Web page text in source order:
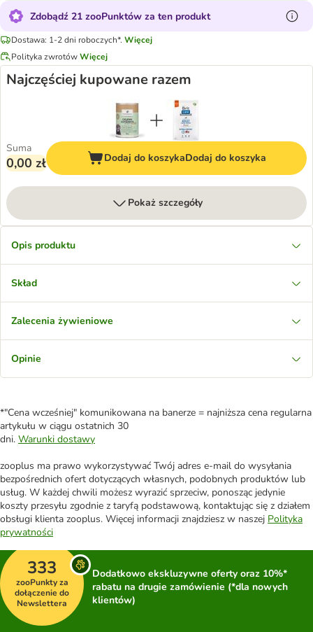
Zdobądź 21 zooPunktów za ten produkt
Dostawa: 1-2 dni roboczych*. Więcej
Polityka zwrotówWięcej
Najczęściej kupowane razem
Suma
0,00 zł Dodaj do koszykaDodaj do koszyka
Pokaż szczegóły
Opis produktu
Skład
Zalecenia żywieniowe
Opinie
*"Cena wcześniej" komunikowana na banerze = najniższa cena regularna
artykułu w ciągu ostatnich 30
dni. Warunki dostawy
zooplus ma prawo wykorzystywać Twój adres e-mail do wysyłania
bezpośrednich ofert dotyczących własnych, podobnych produktów lub
usług. W każdej chwili możesz wyrazić sprzeciw, ponosząc jedynie
koszty przesyłu zgodnie z taryfą podstawową, kontaktując się z działem
obsługi klienta zooplus. Więcej informacji znajdziesz w naszej Polityka
prywatności
333
zooPunkty za
dołączenie do
Newslettera
Dodatkowo ekskluzywne oferty oraz 10%*
rabatu na drugie zamówienie (*dla nowych
klientów)